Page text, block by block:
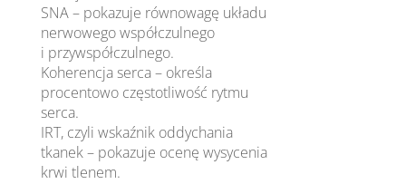
SNA – pokazuje równowagę układu
nerwowego współczulnego
i przywspółczulnego.
Koherencja serca – określa
procentowo częstotliwość rytmu
serca.
IRT, czyli wskaźnik oddychania
tkanek – pokazuje ocenę wysycenia
krwi tlenem.